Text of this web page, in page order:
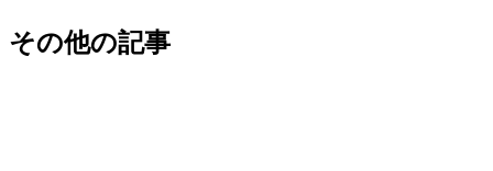
その他の記事